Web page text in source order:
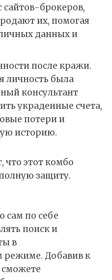
брокеров,
их, помогая
данных и
после кражи.
личность была
консультант
украденные счета,
потери и
историю.
что этот комбо
защиту.
сам по себе
поиск и
в
Добавив к
сможете